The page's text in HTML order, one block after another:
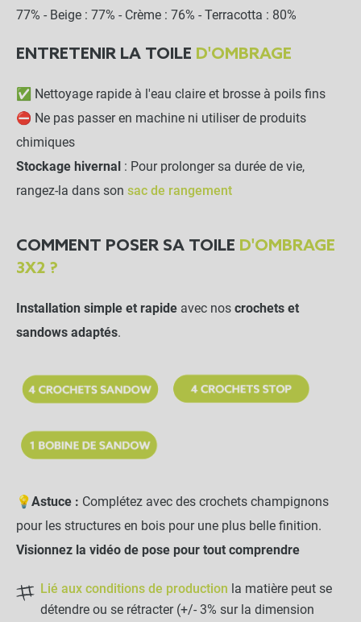
77% - Beige : 77% - Crème : 76% - Terracotta : 80%
ENTRETENIR LA TOILE D'OMBRAGE
✅ Nettoyage rapide à l'eau claire et brosse à poils fins
⛔ Ne pas passer en machine ni utiliser de produits
chimiques
Stockage hivernal : Pour prolonger sa durée de vie,
rangez-la dans son sac de rangement
COMMENT POSER SA TOILE D'OMBRAGE
3X2 ?
Installation simple et rapide avec nos crochets et
sandows adaptés.
💡Astuce : Complétez avec des crochets champignons
pour les structures en bois pour une plus belle finition.
Visionnez la vidéo de pose pour tout comprendre
Lié aux conditions de production la matière peut se
détendre ou se rétracter (+/- 3% sur la dimension